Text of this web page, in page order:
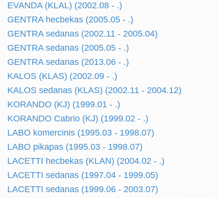
EVANDA (KLAL) (2002.08 - .)
GENTRA hecbekas (2005.05 - .)
GENTRA sedanas (2002.11 - 2005.04)
GENTRA sedanas (2005.05 - .)
GENTRA sedanas (2013.06 - .)
KALOS (KLAS) (2002.09 - .)
KALOS sedanas (KLAS) (2002.11 - 2004.12)
KORANDO (KJ) (1999.01 - .)
KORANDO Cabrio (KJ) (1999.02 - .)
LABO komercinis (1995.03 - 1998.07)
LABO pikapas (1995.03 - 1998.07)
LACETTI hecbekas (KLAN) (2004.02 - .)
LACETTI sedanas (1997.04 - 1999.05)
LACETTI sedanas (1999.06 - 2003.07)